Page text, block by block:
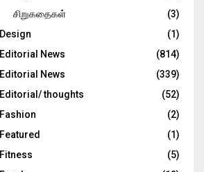
சிறுகதைகள்
(3)
Design
(1)
Editorial News
(814)
Editorial News
(339)
Editorial/ thoughts
(52)
Fashion
(2)
Featured
(1)
Fitness
(5)